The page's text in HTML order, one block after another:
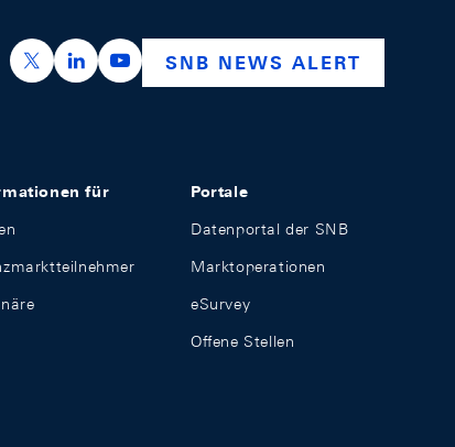
https://x.com/snb_bns
https://ch.linkedin.com/company/swiss-
https://www.youtube.com/
SNB NEWS ALERT
für Portale
Datenportal der SNB
Marktoperationen
eSurvey
Offene Stellen